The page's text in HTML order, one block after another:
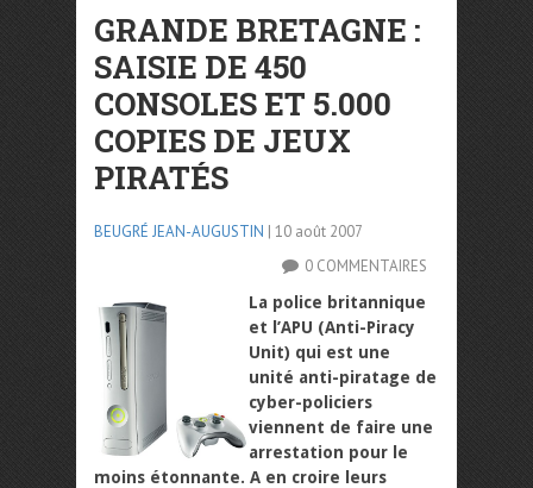
GRANDE BRETAGNE :
SAISIE DE 450
CONSOLES ET 5.000
COPIES DE JEUX
PIRATÉS
BEUGRÉ JEAN-AUGUSTIN | 10 août 2007
0 COMMENTAIRES
La police britannique
et l’APU (Anti-Piracy
Unit) qui est une
unité anti-piratage de
cyber-policiers
viennent de faire une
arrestation pour le
moins étonnante. A en croire leurs